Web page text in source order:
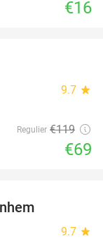
€16
9.7 star
Regulier €119
€69
9.7 star